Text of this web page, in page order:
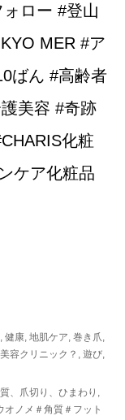
ロー #登山
MER #ア
ばん #高齢者
美容 #奇跡
化粧
ケア化粧品
, 健康, 地肌ケア, 巻き爪,
容クリニック？ , 遊び,
、爪切り、ひまわり ,
オノメ＃角質＃フット